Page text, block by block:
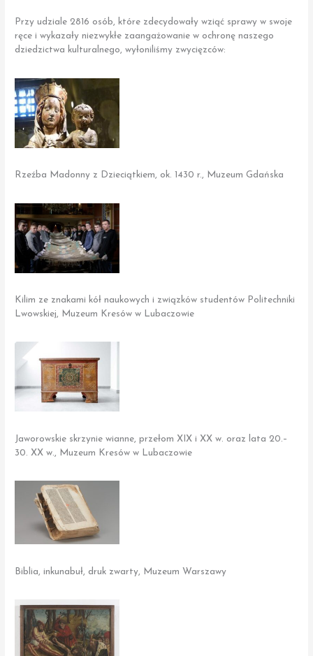
Przy udziale 2816 osób, które zdecydowały wziąć sprawy w swoje
ręce i wykazały niezwykłe zaangażowanie w ochronę naszego
dziedzictwa kulturalnego, wyłoniliśmy zwycięzców:
Rzeźba Madonny z Dzieciątkiem, ok. 1430 r., Muzeum Gdańska
Kilim ze znakami kół naukowych i związków studentów Politechniki
Lwowskiej, Muzeum Kresów w Lubaczowie
Jaworowskie skrzynie wianne, przełom XIX i XX w. oraz lata 20.–
30. XX w., Muzeum Kresów w Lubaczowie
Biblia, inkunabuł, druk zwarty, Muzeum Warszawy